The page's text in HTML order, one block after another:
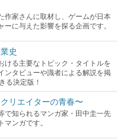
作家さんに取材し、ゲームが日本
に与えた影響を探る企画です。
史
ける主要なトピック・タイトルを
ンタビューや識者による解説を掲
る決定版！
リエイターの青春〜
で知られるマンガ家・田中圭一先
ンガです。